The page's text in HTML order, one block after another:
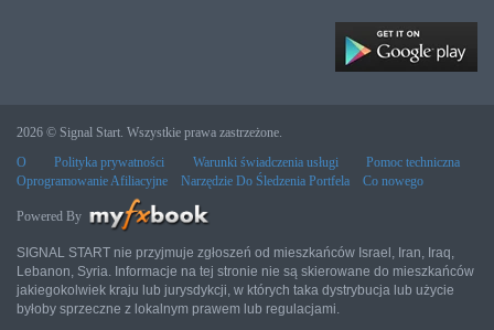
2026 © Signal Start. Wszystkie prawa zastrzeżone.
O
Polityka prywatności Warunki świadczenia usługi
Pomoc techniczna
Oprogramowanie Afiliacyjne
Narzędzie Do Śledzenia Portfela Co nowego
Powered By
SIGNAL START nie przyjmuje zgłoszeń od mieszkańców Israel, Iran, Iraq,
Lebanon, Syria. Informacje na tej stronie nie są skierowane do mieszkańców
jakiegokolwiek kraju lub jurysdykcji, w których taka dystrybucja lub użycie
byłoby sprzeczne z lokalnym prawem lub regulacjami.